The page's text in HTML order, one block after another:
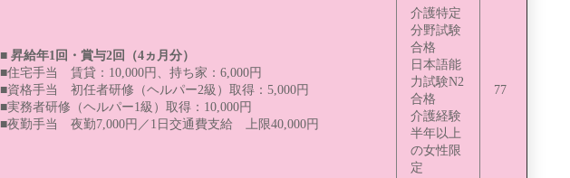
■ 昇給年1回・賞与2回（4ヵ月分）
■住宅手当 賃貸：10,000円、持ち家：6,000円
■資格手当 初任者研修（ヘルパー2級）取得：5,000円
■実務者研修（ヘルパー1級）取得：10,000円
■夜勤手当 夜勤7,000円／1日 交通費支給 上限40,000円
介護特定
分野試験
合格
日本語能
力試験N2
合格
介護経験
半年以上
の女性限
定
77